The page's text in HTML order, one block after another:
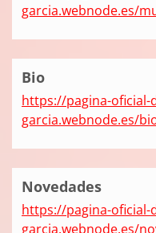
garcia.webnode.es/
Bio
https://pagina-oficial-
garcia.webnode.es/
Novedades
https://pagina-oficial-
garcia.webnode.es/